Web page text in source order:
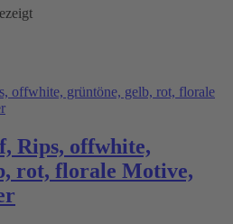
Rips, offwhite,
rot, florale Motive,